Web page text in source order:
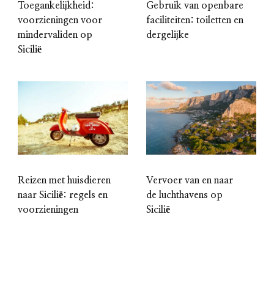
Toegankelijkheid:
voorzieningen voor
mindervaliden op
Sicilië
Gebruik van openbare
faciliteiten: toiletten en
dergelijke
Reizen met huisdieren
naar Sicilië: regels en
voorzieningen
Vervoer van en naar
de luchthavens op
Sicilië